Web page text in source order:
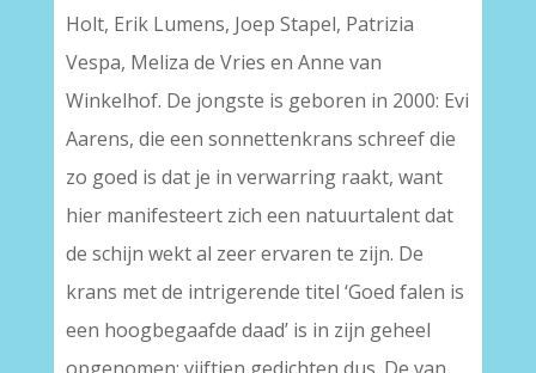
Holt, Erik Lumens, Joep Stapel, Patrizia
Vespa, Meliza de Vries en Anne van
Winkelhof. De jongste is geboren in 2000: Evi
Aarens, die een sonnettenkrans schreef die
zo goed is dat je in verwarring raakt, want
hier manifesteert zich een natuurtalent dat
de schijn wekt al zeer ervaren te zijn. De
krans met de intrigerende titel ‘Goed falen is
een hoogbegaafde daad’ is in zijn geheel